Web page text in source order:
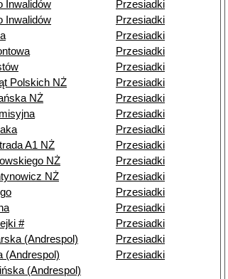
Inwalidów
Przesiadki
Inwalidów
Przesiadki
Przesiadki
Przesiadki
Przesiadki
Polskich NŻ
Przesiadki
NŻ
Przesiadki
Przesiadki
Przesiadki
A1 NŻ
Przesiadki
NŻ
Przesiadki
NŻ
Przesiadki
Przesiadki
Przesiadki
#
Przesiadki
(Andrespol)
Przesiadki
(Andrespol)
Przesiadki
(Andrespol)